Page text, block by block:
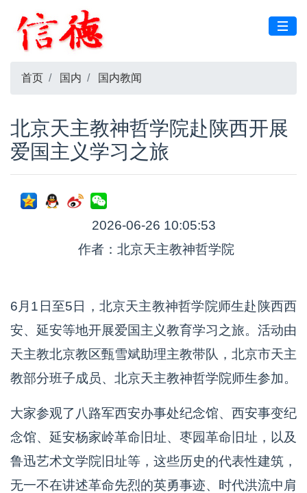
首页 国内 国内教闻
北京天主教神哲学院赴陕西开展
爱国主义学习之旅
2026-06-26 10:05:53
作者：北京天主教神哲学院
6月1日至5日，北京天主教神哲学院师生赴陕西西
安、延安等地开展爱国主义教育学习之旅。活动由
天主教北京教区甄雪斌助理主教带队，北京市天主
教部分班子成员、北京天主教神哲学院师生参加。
大家参观了八路军西安办事处纪念馆、西安事变纪
念馆、延安杨家岭革命旧址、枣园革命旧址，以及
鲁迅艺术文学院旧址等，这些历史的代表性建筑，
无一不在讲述革命先烈的英勇事迹、时代洪流中肩